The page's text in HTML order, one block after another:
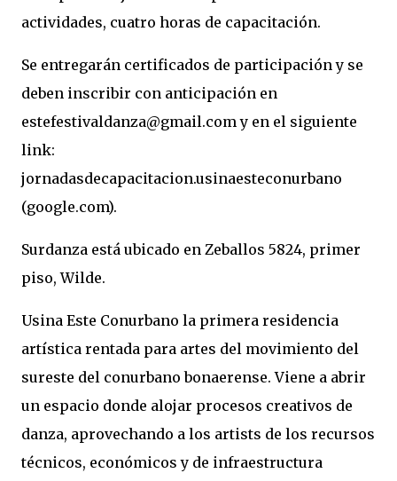
actividades, cuatro horas de capacitación.
Se entregarán certificados de participación y se
deben inscribir con anticipación en
estefestivaldanza@gmail.com y en el siguiente
link:
jornadasdecapacitacion.usinaesteconurbano
(google.com).
Surdanza está ubicado en Zeballos 5824, primer
piso, Wilde.
Usina Este Conurbano la primera residencia
artística rentada para artes del movimiento del
sureste del conurbano bonaerense. Viene a abrir
un espacio donde alojar procesos creativos de
danza, aprovechando a los artists de los recursos
técnicos, económicos y de infraestructura